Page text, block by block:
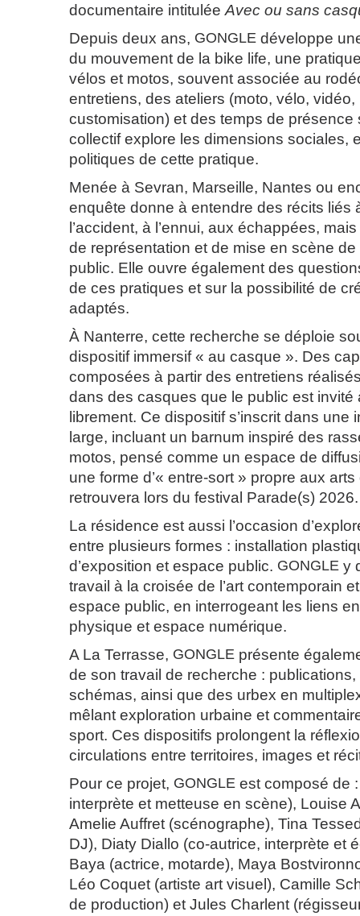
documentaire intitulée Avec ou sans
Depuis deux ans, GONGLE développe
du mouvement de la bike life, une
vélos et motos, souvent associée au
entretiens, des ateliers (moto, vélo, vidéo,
customisation) et des temps de présence
collectif explore les dimensions sociales,
politiques de cette pratique.
Menée à Sevran, Marseille, Nantes ou
enquête donne à entendre des récits liés
l’accident, à l’ennui, aux échappées,
de représentation et de mise en scène de
public. Elle ouvre également des
de ces pratiques et sur la possibilité de
adaptés.
À Nanterre, cette recherche se déploie
dispositif immersif « au casque ». Des
composées à partir des entretiens
dans des casques que le public est invité
librement. Ce dispositif s’inscrit dans une
large, incluant un barnum inspiré des
motos, pensé comme un espace de
une forme d’« entre-sort » propre aux arts
retrouvera lors du festival Parade(s) 2026.
La résidence est aussi l’occasion
entre plusieurs formes : installation
d’exposition et espace public. GONGLE y
travail à la croisée de l’art contemporain
espace public, en interrogeant les liens
physique et espace numérique.
A La Terrasse, GONGLE présente
de son travail de recherche :
schémas, ainsi que des urbex en
mêlant exploration urbaine et
sport. Ces dispositifs prolongent la
circulations entre territoires, images et
Pour ce projet, GONGLE est composé de
interprète et metteuse en scène), Louise
Amelie Auffret (scénographe), Tina
DJ), Diaty Diallo (co-autrice, interprète et
Baya (actrice, motarde), Maya
Léo Coquet (artiste art visuel), Camille
de production) et Jules Charlent